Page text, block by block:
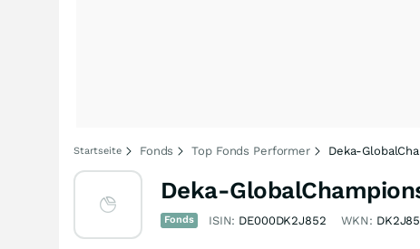
Startseite Fonds Top Fonds Performer Deka-
Deka-
Fonds ISIN: DE000DK2J852 WKN: DK2J85